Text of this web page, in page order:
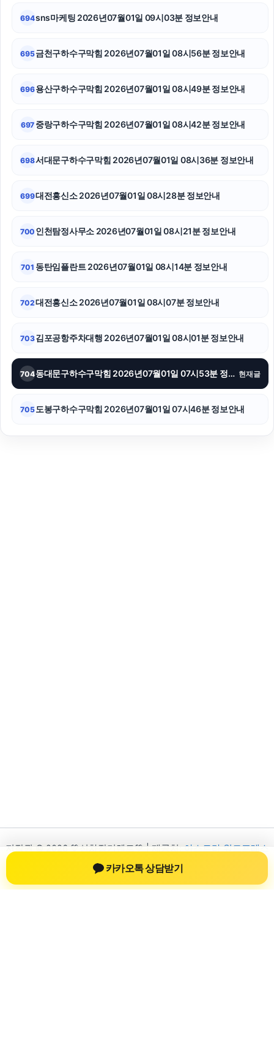
광진구하수구막힘
의정부형사전문변호사
용인형사전문변호사
양육권
694sns마케팅 2026년07월01일 09시03분 정보안내
695금천구하수구막힘 2026년07월01일 08시56분 정보안내
696용산구하수구막힘 2026년07월01일 08시49분 정보안내
697 중랑구하수구막힘 2026년07월01일 08시42분 정보안내
698서대문구하수구막힘 2026년07월01일 08시36분 정보안내
699대전흥신소 2026년07월01일 08시28분 정보안내
700 인천탐정사무소 2026년07월01일 08시21분 정보안내
701 동탄임플란트 2026년07월01일 08시14분 정보안내
702대전흥신소 2026년07월01일 08시07분 정보안내
703김포공항주차대행 2026년07월01일 08시01분 정보안내
704 동대문구하수구막힘 2026년07월01일 07시53분 정보안내 현재글
705 도봉구하수구막힘 2026년07월01일 07시46분 정보안내
저작권 © 2026 💚신차장기렌트💚 | 제공처:
아스트라 워드프레스
테마
카카오톡 상담받기